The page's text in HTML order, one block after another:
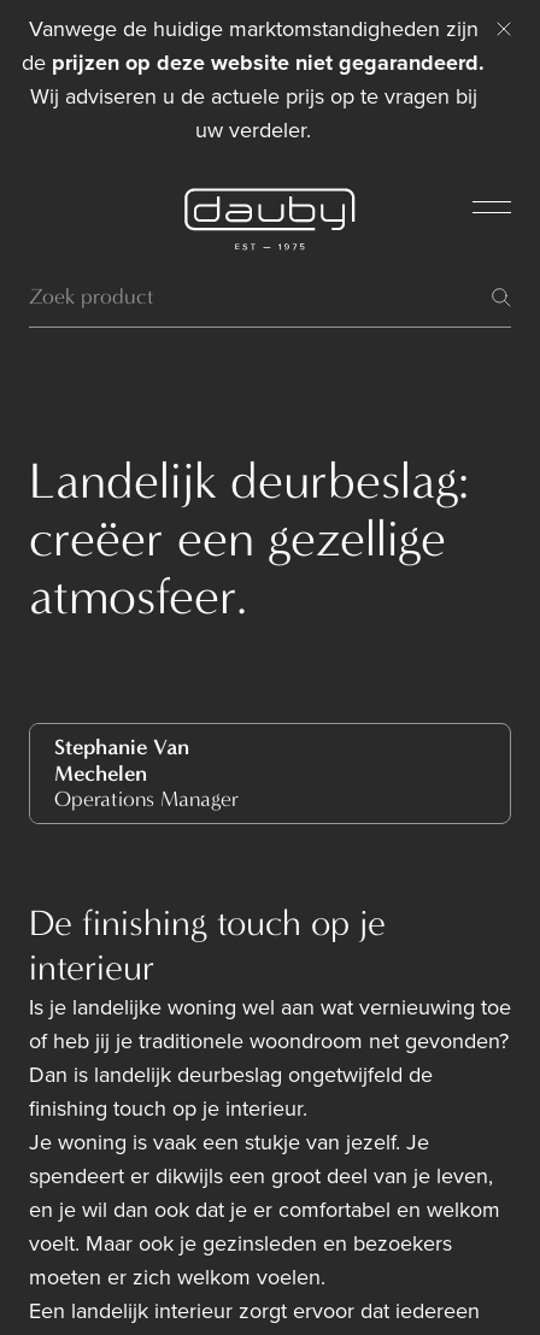
Vanwege de huidige marktomstandigheden zijn
de prijzen op deze website niet gegarandeerd.
Wij adviseren u de actuele prijs op te vragen bij
uw verdeler.
Landelijk deurbeslag:
creëer een gezellige
atmosfeer.
Stephanie Van
Mechelen
Operations Manager
De finishing touch op je
interieur
Is je landelijke woning wel aan wat vernieuwing toe
of heb jij je traditionele woondroom net gevonden?
Dan is landelijk deurbeslag ongetwijfeld de
finishing touch op je interieur.
Je woning is vaak een stukje van jezelf. Je
spendeert er dikwijls een groot deel van je leven,
en je wil dan ook dat je er comfortabel en welkom
voelt. Maar ook je gezinsleden en bezoekers
moeten er zich welkom voelen.
Een landelijk interieur zorgt ervoor dat iedereen